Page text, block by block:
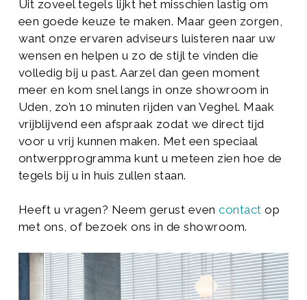
Uit zoveel tegels lijkt het misschien lastig om
een goede keuze te maken. Maar geen zorgen,
want onze ervaren adviseurs luisteren naar uw
wensen en helpen u zo de stijl te vinden die
volledig bij u past. Aarzel dan geen moment
meer en kom snel langs in onze showroom in
Uden, zo’n 10 minuten rijden van Veghel. Maak
vrijblijvend een afspraak zodat we direct tijd
voor u vrij kunnen maken. Met een speciaal
ontwerpprogramma kunt u meteen zien hoe de
tegels bij u in huis zullen staan.
Heeft u vragen? Neem gerust evencontact op
met ons, of bezoek ons in de showroom.